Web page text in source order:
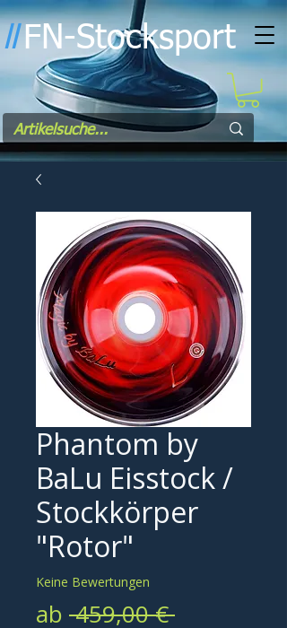
ll FN-Stocksport
Phantom by
BaLu Eisstock /
Stockkörper
"Rotor"
Keine Bewertungen
ab 459,00 €